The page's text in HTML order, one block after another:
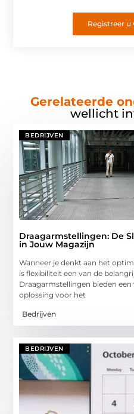
Registreer u
Gerelateerde
wellicht
BEDRIJVEN
Draagarmstellingen: De
in Jouw Magazijn
Wanneer je denkt aan het
is flexibiliteit een van de
Draagarmstellingen bieden
oplossing voor het
Bedrijven
BEDRIJVEN